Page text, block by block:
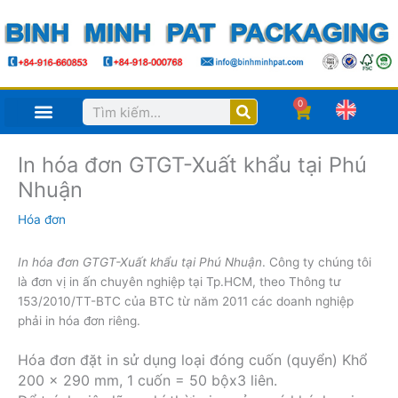
tới
nội
dung
Search 0
Cart
In hóa đơn GTGT-Xuất khẩu tại Phú
Nhuận
Hóa đơn
In hóa đơn GTGT-Xuất khẩu tại Phú Nhuận. Công ty chúng tôi
là đơn vị in ấn chuyên nghiệp tại Tp.HCM, theo Thông tư
153/2010/TT-BTC của BTC từ năm 2011 các doanh nghiệp
phải in hóa đơn riêng.
Hóa đơn đặt in sử dụng loại đóng cuốn (quyển) Khổ
200 x 290 mm, 1 cuốn = 50 bộx3 liên.